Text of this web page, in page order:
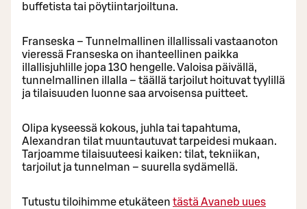
buffetista tai pöytiintarjoiltuna.
Franseska – Tunnelmallinen illallissali vastaanoton
vieressä Franseska on ihanteellinen paikka
illallisjuhlille jopa 130 hengelle. Valoisa päivällä,
tunnelmallinen illalla – täällä tarjoilut hoituvat tyylillä
ja tilaisuuden luonne saa arvoisensa puitteet.
Olipa kyseessä kokous, juhla tai tapahtuma,
Alexandran tilat muuntautuvat tarpeidesi mukaan.
Tarjoamme tilaisuuteesi kaiken: tilat, tekniikan,
tarjoilut ja tunnelman – suurella sydämellä.
Tutustu tiloihimme etukäteen tästä Avaneb uues